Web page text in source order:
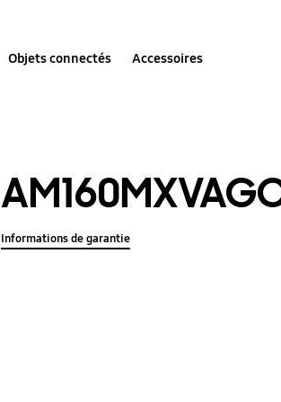
Objets connectés Accessoires
Informations de garantie